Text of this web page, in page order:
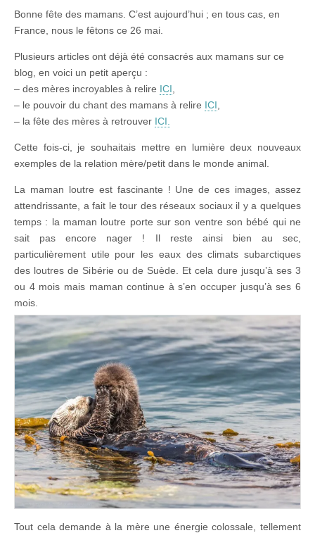
Bonne fête des mamans. C’est aujourd’hui ; en tous cas, en
France, nous le fêtons ce 26 mai.
Plusieurs articles ont déjà été consacrés aux mamans sur ce
blog, en voici un petit aperçu :
– des mères incroyables à relire ICI
– le pouvoir du chant des mamans à relire ICI
– la fête des mères à retrouver ICI.
Cette fois-ci, je souhaitais mettre en lumière deux nouveaux
exemples de la relation mère/petit dans le monde animal.
La maman loutre est fascinante ! Une de ces images, assez
attendrissante, a fait le tour des réseaux sociaux il y a quelques
temps : la maman loutre porte sur son ventre son bébé qui ne
sait pas encore nager ! Il reste ainsi bien au sec,
particulièrement utile pour les eaux des climats subarctiques
des loutres de Sibérie ou de Suède. Et cela dure jusqu’à ses 3
ou 4 mois mais maman continue à s’en occuper jusqu’à ses 6
mois.
Tout cela demande à la mère une énergie colossale, tellement